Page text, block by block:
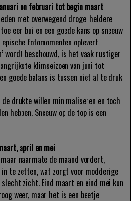
en februari tot begin maart
met overwegend droge, heldere
een bui en een goede kans op sneeuw
fotomomenten oplevert.
wordt beschouwd, is het vaak rustiger
klimseizoen van juni tot
goede balans is tussen niet al te druk
de drukte willen minimaliseren en toch
hebben. Sneeuw op de top is een
april en mei
naarmate de maand vordert,
in te zetten, wat zorgt voor modderige
zicht. Eind maart en eind mei kun
weer, maar het is een beetje